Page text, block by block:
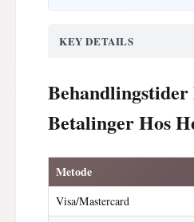
KEY DETAILS
Betalinger Hos
Metode
Visa/Mastercard